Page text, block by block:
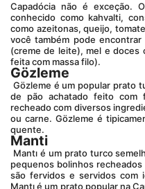
Capadócia não é exceção.
conhecido como kahvalti,
como azeitonas, queijo,
você também pode encontrar
(creme de leite), mel e doces
feita com massa filo).
Gözleme
de pão achatado feito com
recheado com diversos
ou carne. Gözleme é
quente.
Manti
pequenos bolinhos
são fervidos e servidos com
Mantı é um prato popular na